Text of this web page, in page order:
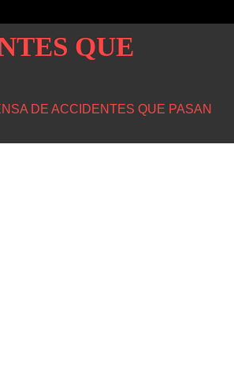
QUE
DE ACCIDENTES QUE PASAN